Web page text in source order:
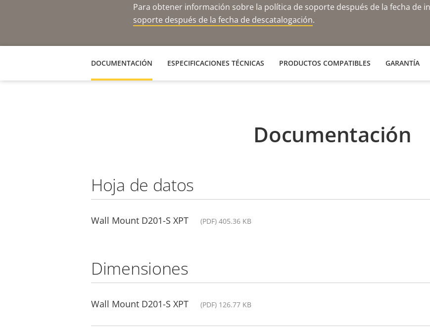
Para obtener información sobre la política de soporte después de la fecha de
soporte después de la fecha de descatalogación.
DOCUMENTACIÓN ESPECIFICACIONES TÉCNICAS PRODUCTOS COMPATIBLES GARANTÍA
Documentación
Hoja de datos
Wall Mount D201-S XPT (PDF) 405.36 KB
Dimensiones
Wall Mount D201-S XPT (PDF) 126.77 KB